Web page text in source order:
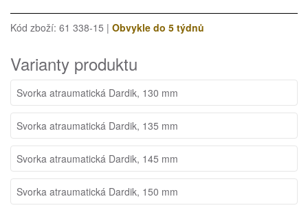
Kód zboží: 61 338-15 | Obvykle do 5 týdnů
Varianty produktu
Svorka atraumatická Dardik, 130 mm
Svorka atraumatická Dardik, 135 mm
Svorka atraumatická Dardik, 145 mm
Svorka atraumatická Dardik, 150 mm